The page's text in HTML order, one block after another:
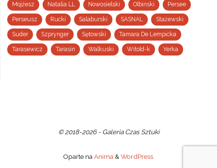
Mojżesz Natalia LL Nowosielski Olbiński Persee
Perseusz Rucki Salaburski SASNAL Stażewski
Suder Szprynger Sętowski Tamara De Lempicka
Tarasewicz Tarasin Walkuski Witold-k Yerka
© 2018-2026 - Galeria Czas Sztuki
Oparte naAnima&WordPress.